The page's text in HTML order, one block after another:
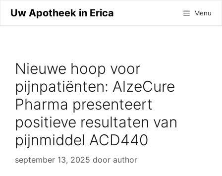
naarUw Apotheek in Erica Menu
Nieuwe hoop voor
pijnpatiënten: AlzeCure
Pharma presenteert
positieve resultaten van
pijnmiddel ACD440
september 13, 2025 door author